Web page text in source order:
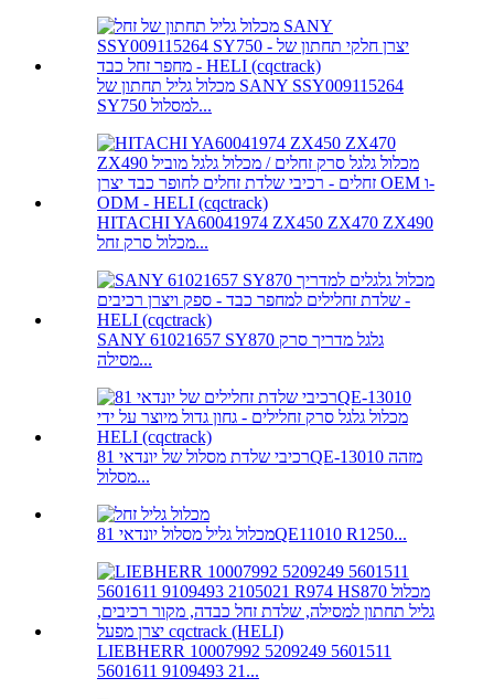
מכלול גליל תחתון של SANY SSY009115264
SY750 למסלול...
HITACHI YA60041974 ZX450 ZX470 ZX490
מכלול סרק זחל...
SANY 61021657 SY870 גלגל מדריך סרק
מסילה...
רכיבי שלדת מסלול של יונדאי 81QE-13010 מזהה
מסלול...
מכלול גליל מסלול יונדאי 81QE11010 R1250...
LIEBHERR 10007992 5209249 5601511
5601611 9109493 21...